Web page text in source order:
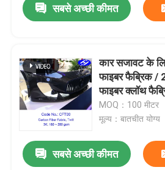
सबसे अच्छी कीमत
कार सजावट के
फाइबर फैब्रिक /
फाइबर क्लॉथ
MOQ：100 मीटर
मूल्य：बातचीत योग्य
सबसे अच्छी कीमत